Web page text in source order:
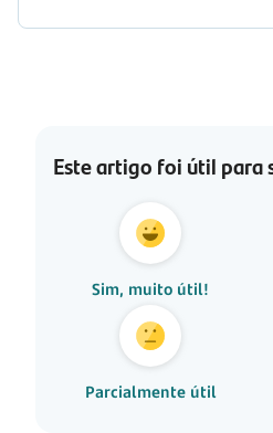
Este artigo foi útil para
Sim, muito útil!
Parcialmente útil